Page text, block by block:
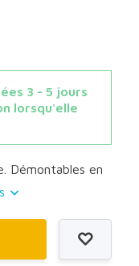
3 - 5 jours
lorsqu'elle
Démontables en